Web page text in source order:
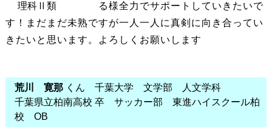
る様全力でサポートしていきたいで
す！まだまだ未熟ですが一人一人に真剣に向き合ってい
きたいと思います。よろしくお願いします
荒川 寛那くん 千葉大学 文学部 人文学科
千葉県立柏南高校 卒 サッカー部 東進ハイスクール柏
校 OB